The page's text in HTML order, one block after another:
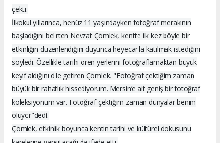
çekti.
İlkokul yıllarında, henüz 11 yaşındayken fotoğraf merakının
başladığını belirten Nevzat Çömlek, kentte ilk kez böyle bir
etkinliğin düzenlendiğini duyunca heyecanla katılmak istediğini
söyledi. Özellikle tarihi ören yerlerini fotoğraflamaktan büyük
keyif aldığını dile getiren Çömlek, "Fotoğraf çektiğim zaman
büyük bir rahatlık hissediyorum. Mersin’e ait geniş bir fotoğraf
koleksiyonum var. Fotoğraf çektiğim zaman dünyalar benim
oluyor"dedi.
Çömlek, etkinlik boyunca kentin tarihi ve kültürel dokusunu